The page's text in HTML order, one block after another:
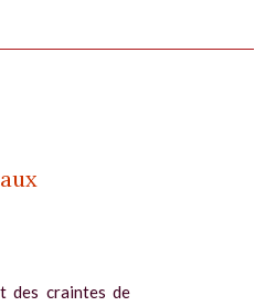
des craintes de